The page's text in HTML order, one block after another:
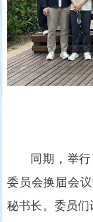
同期，举
委员会换届会
秘书长。委员们